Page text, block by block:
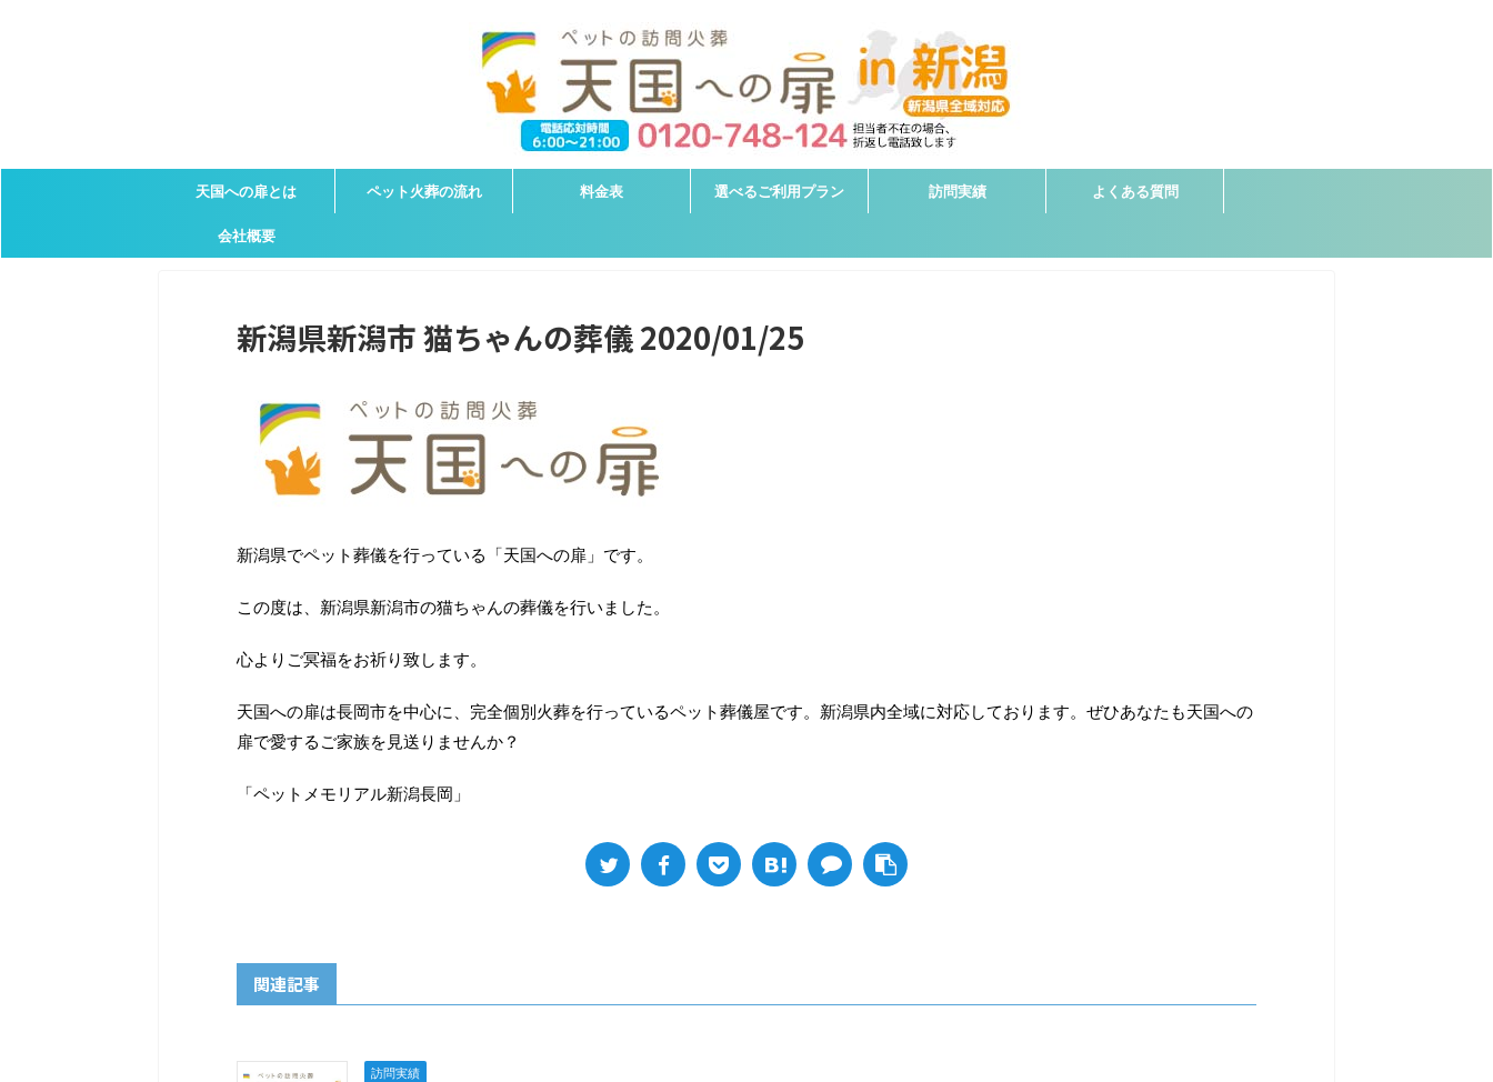
天国への扉とは ペット火葬の流れ 料金表 選べるご利用プラン 訪問実績 よくある質問
会社概要
新潟県新潟市 猫ちゃんの葬儀 2020/01/25
新潟県でペット葬儀を行っている「天国への扉」です。
この度は、新潟県新潟市の猫ちゃんの葬儀を行いました。
心よりご冥福をお祈り致します。
天国への扉は長岡市を中心に、完全個別火葬を行っているペット葬儀屋です。新潟県内全域に対応しております。ぜひあなたも天国への
扉で愛するご家族を見送りませんか？
「ペットメモリアル新潟長岡」
関連記事
訪問実績